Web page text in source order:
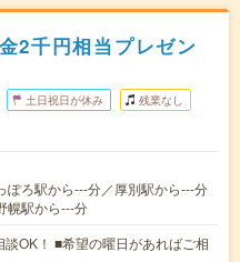
2千円相当プレゼン
土日祝日が休み 残業なし
ぽろ駅から---分／厚別駅から---分
幌駅から---分
OK！ ■希望の曜日があればご相